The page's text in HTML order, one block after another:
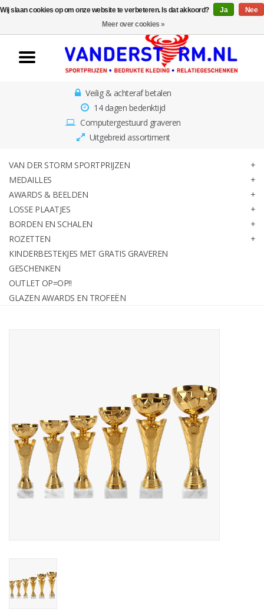
Home
Van der Storm
Sportprijzen
Awards & Beelden
Losse Plaatjes
Borden en schalen
Rozetten
Kinderbestekjes met gratis
Veilig & achteraf betalen
14 dagen bedenktijd
Computergestuurd graveren
Uitgebreid assortiment
VAN DER STORM SPORTPRIJZEN
MEDAILLES
AWARDS & BEELDEN
LOSSE PLAATJES
BORDEN EN SCHALEN
ROZETTEN
KINDERBESTEKJES MET GRATIS GRAVEREN
GESCHENKEN
OUTLET OP=OP!!
GLAZEN AWARDS EN TROFEËN
Wij slaan cookies op om onze website te verbeteren. Is dat akkoord? Ja
Nee
Meer over cookies »